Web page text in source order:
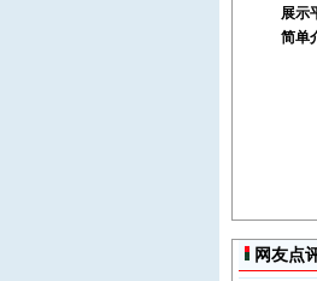
展示
简单
网友点